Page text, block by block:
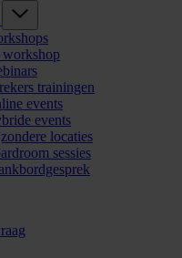
trainingen
events
events
locaties
sessies